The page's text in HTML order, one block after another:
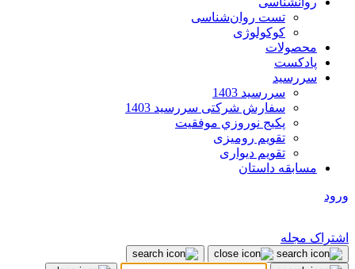
تست روان‌شناسی
کوکولوژی
محصولات
پادکست
سررسید
سررسید 1403
سفارش شرکتی سررسید 1403
پکيج نوروزي موفقيت
تقویم رومیزی
تقویم دیواری
مسابقه داستان
ورود
اشتراک مجله